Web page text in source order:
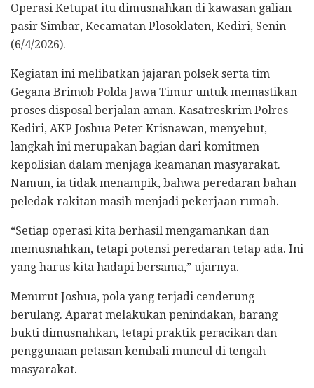
Operasi Ketupat itu dimusnahkan di kawasan galian
pasir Simbar, Kecamatan Plosoklaten, Kediri, Senin
(6/4/2026).
Kegiatan ini melibatkan jajaran polsek serta tim
Gegana Brimob Polda Jawa Timur untuk memastikan
proses disposal berjalan aman. Kasatreskrim Polres
Kediri, AKP Joshua Peter Krisnawan, menyebut,
langkah ini merupakan bagian dari komitmen
kepolisian dalam menjaga keamanan masyarakat.
Namun, ia tidak menampik, bahwa peredaran bahan
peledak rakitan masih menjadi pekerjaan rumah.
“Setiap operasi kita berhasil mengamankan dan
memusnahkan, tetapi potensi peredaran tetap ada. Ini
yang harus kita hadapi bersama,” ujarnya.
Menurut Joshua, pola yang terjadi cenderung
berulang. Aparat melakukan penindakan, barang
bukti dimusnahkan, tetapi praktik peracikan dan
penggunaan petasan kembali muncul di tengah
masyarakat.